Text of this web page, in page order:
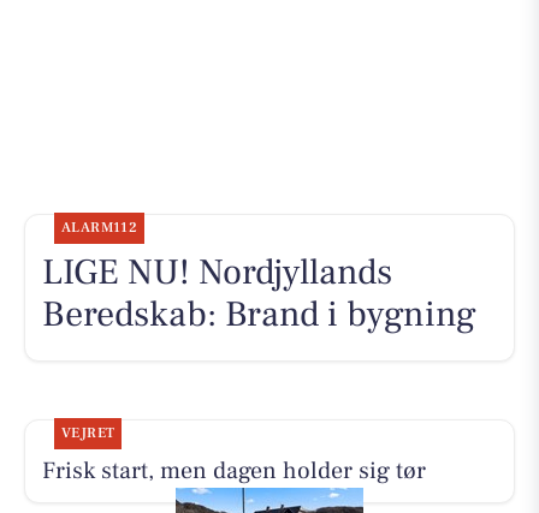
ALARM112
LIGE NU! Nordjyllands
Beredskab: Brand i bygning
VEJRET
Frisk start, men dagen holder sig tør